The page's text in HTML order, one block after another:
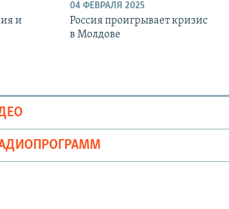
и
04 ФЕВРАЛЯ 2025
Россия проигрывает кризис
в Молдове